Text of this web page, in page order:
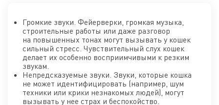
Громкие звуки. Фейерверки, громкая музыка,
строительные работы или даже разговор
на повышенных тонах могут вызывать у кошек
сильный стресс. Чувствительный слух кошек
делает их особенно восприимчивыми к резким
звукам.
Непредсказуемые звуки. Звуки, которые кошка
не может идентифицировать (например, шум
техники или крики незнакомых людей), могут
вызывать у нее страх и беспокойство.